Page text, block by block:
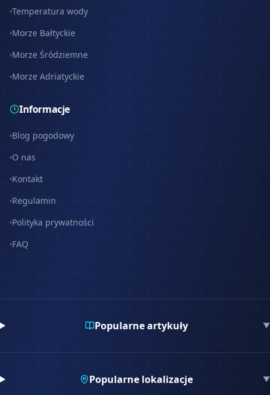
Temperatura wody
Morze Bałtyckie
Morze Śródziemne
Morze Adriatyckie
Informacje
Blog pogodowy
O nas
Kontakt
Regulamin
Polityka prywatności
FAQ
Popularne artykuły ▼
Popularne lokalizacje ▼